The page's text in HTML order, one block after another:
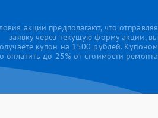
акции предполагают, что отправляя
заявку через текущую форму акции, вы
купон на 1500 рублей. Купоном
оплатить до 25% от стоимости ремонта